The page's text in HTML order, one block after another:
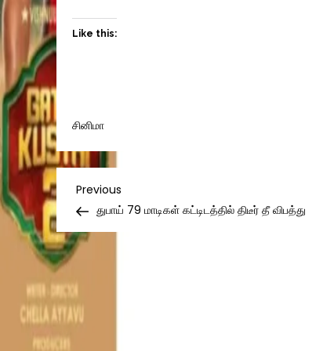
Like this:
சினிமா
Post
navigation
Previous
Post
Previous
துபாய் 79 மாடிகள் கட்டிடத்தில் திடீர் தீ விபத்து